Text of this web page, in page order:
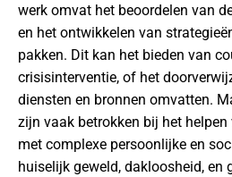
werk omvat het beoordelen van
en het ontwikkelen van
pakken. Dit kan het bieden van
crisisinterventie, of het
diensten en bronnen omvatten.
zijn vaak betrokken bij het
met complexe persoonlijke en
huiselijk geweld, dakloosheid, en